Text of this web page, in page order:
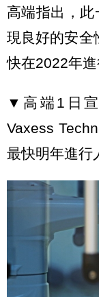
高端指出，
現良好的安全
快在2022年進
▼高端1日
Vaxess
最快明年進行